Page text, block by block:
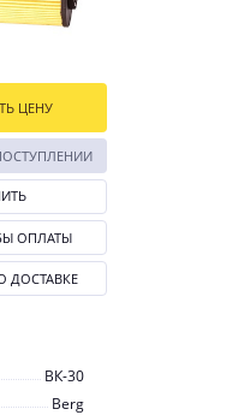
ВК-30
Berg
ЦЕНУ
ОПЛАТЫ
ДОСТАВКЕ